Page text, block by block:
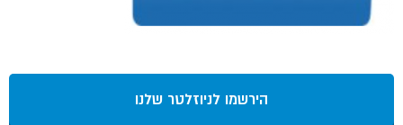
הירשמו לניוזלטר שלנו